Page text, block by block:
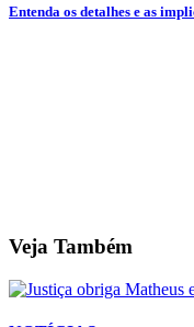
Entenda os detalhes e as
Veja Também